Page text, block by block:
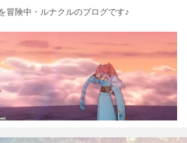
冒険中・ルナクルのブログです♪